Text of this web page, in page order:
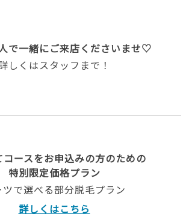
で一緒にご来店くださいませ♡
しくはスタッフまで！
コースをお申込みの方のための
特別限定価格プラン
ツで選べる部分脱毛プラン
詳しくはこちら